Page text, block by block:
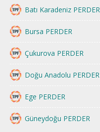
Batı Karadeniz PERDER
Bursa PERDER
Çukurova PERDER
Doğu Anadolu PERDER
Ege PERDER
Güneydoğu PERDER